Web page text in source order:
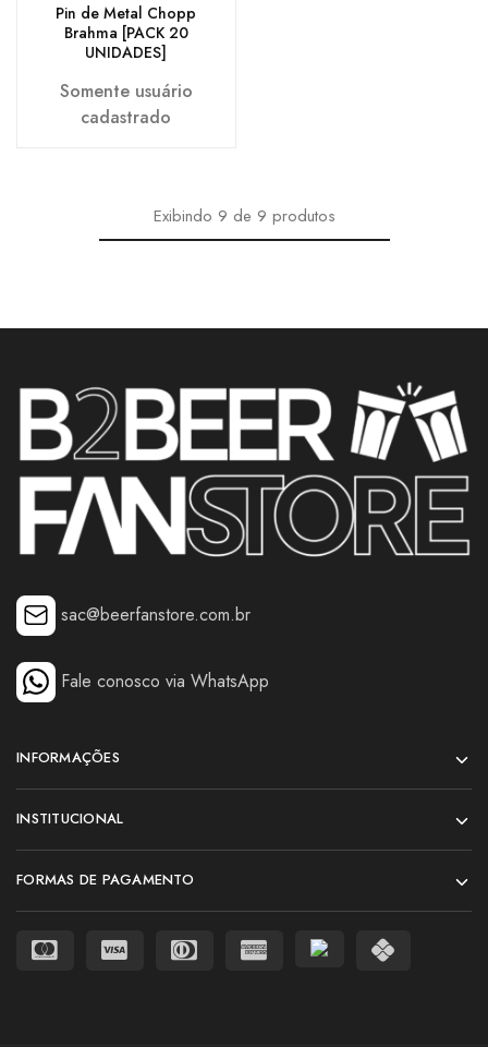
Pin de Metal Chopp
Brahma [PACK 20
UNIDADES]
Somente usuário
cadastrado
Exibindo 9 de 9 produtos
sac@beerfanstore.com.br
Fale conosco via WhatsApp
INFORMAÇÕES
INSTITUCIONAL
FORMAS DE PAGAMENTO